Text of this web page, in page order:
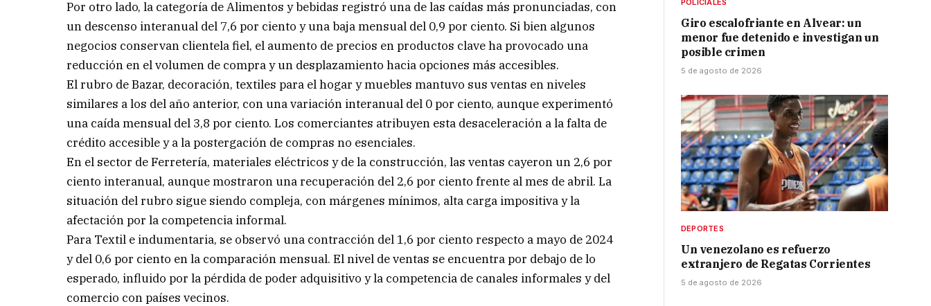
Por otro lado, la categoría de Alimentos y bebidas registró una de las caídas más pronunciadas, con
un descenso interanual del 7,6 por ciento y una baja mensual del 0,9 por ciento. Si bien algunos
negocios conservan clientela fiel, el aumento de precios en productos clave ha provocado una
reducción en el volumen de compra y un desplazamiento hacia opciones más accesibles.
El rubro de Bazar, decoración, textiles para el hogar y muebles mantuvo sus ventas en niveles
similares a los del año anterior, con una variación interanual del 0 por ciento, aunque experimentó
una caída mensual del 3,8 por ciento. Los comerciantes atribuyen esta desaceleración a la falta de
crédito accesible y a la postergación de compras no esenciales.
En el sector de Ferretería, materiales eléctricos y de la construcción, las ventas cayeron un 2,6 por
ciento interanual, aunque mostraron una recuperación del 2,6 por ciento frente al mes de abril. La
situación del rubro sigue siendo compleja, con márgenes mínimos, alta carga impositiva y la
afectación por la competencia informal.
Para Textil e indumentaria, se observó una contracción del 1,6 por ciento respecto a mayo de 2024
y del 0,6 por ciento en la comparación mensual. El nivel de ventas se encuentra por debajo de lo
esperado, influido por la pérdida de poder adquisitivo y la competencia de canales informales y del
comercio con países vecinos.
POLICIALES
Giro escalofriante en Alvear: un
menor fue detenido e investigan un
posible crimen
5 de agosto de 2026
DEPORTES
Un venezolano es refuerzo
extranjero de Regatas Corrientes
5 de agosto de 2026